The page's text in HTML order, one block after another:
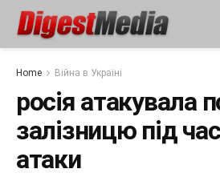
Home Війна в Україні
росія атакувала
залізницю під
атаки